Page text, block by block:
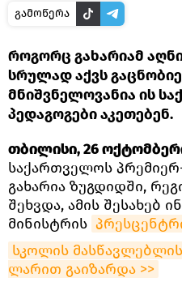
გამოწერა
როგორც გახარიამ
სრულად აქვს
მნიშვნელოვანია ის
პედაგოგები აკეთებენ.
თბილისი, 26
საქართველოს
გახარია ზუგდიდში,
შეხვდა, ამის შესახებ
მინისტრის
სკოლის
ლარით გაიზარდა >>